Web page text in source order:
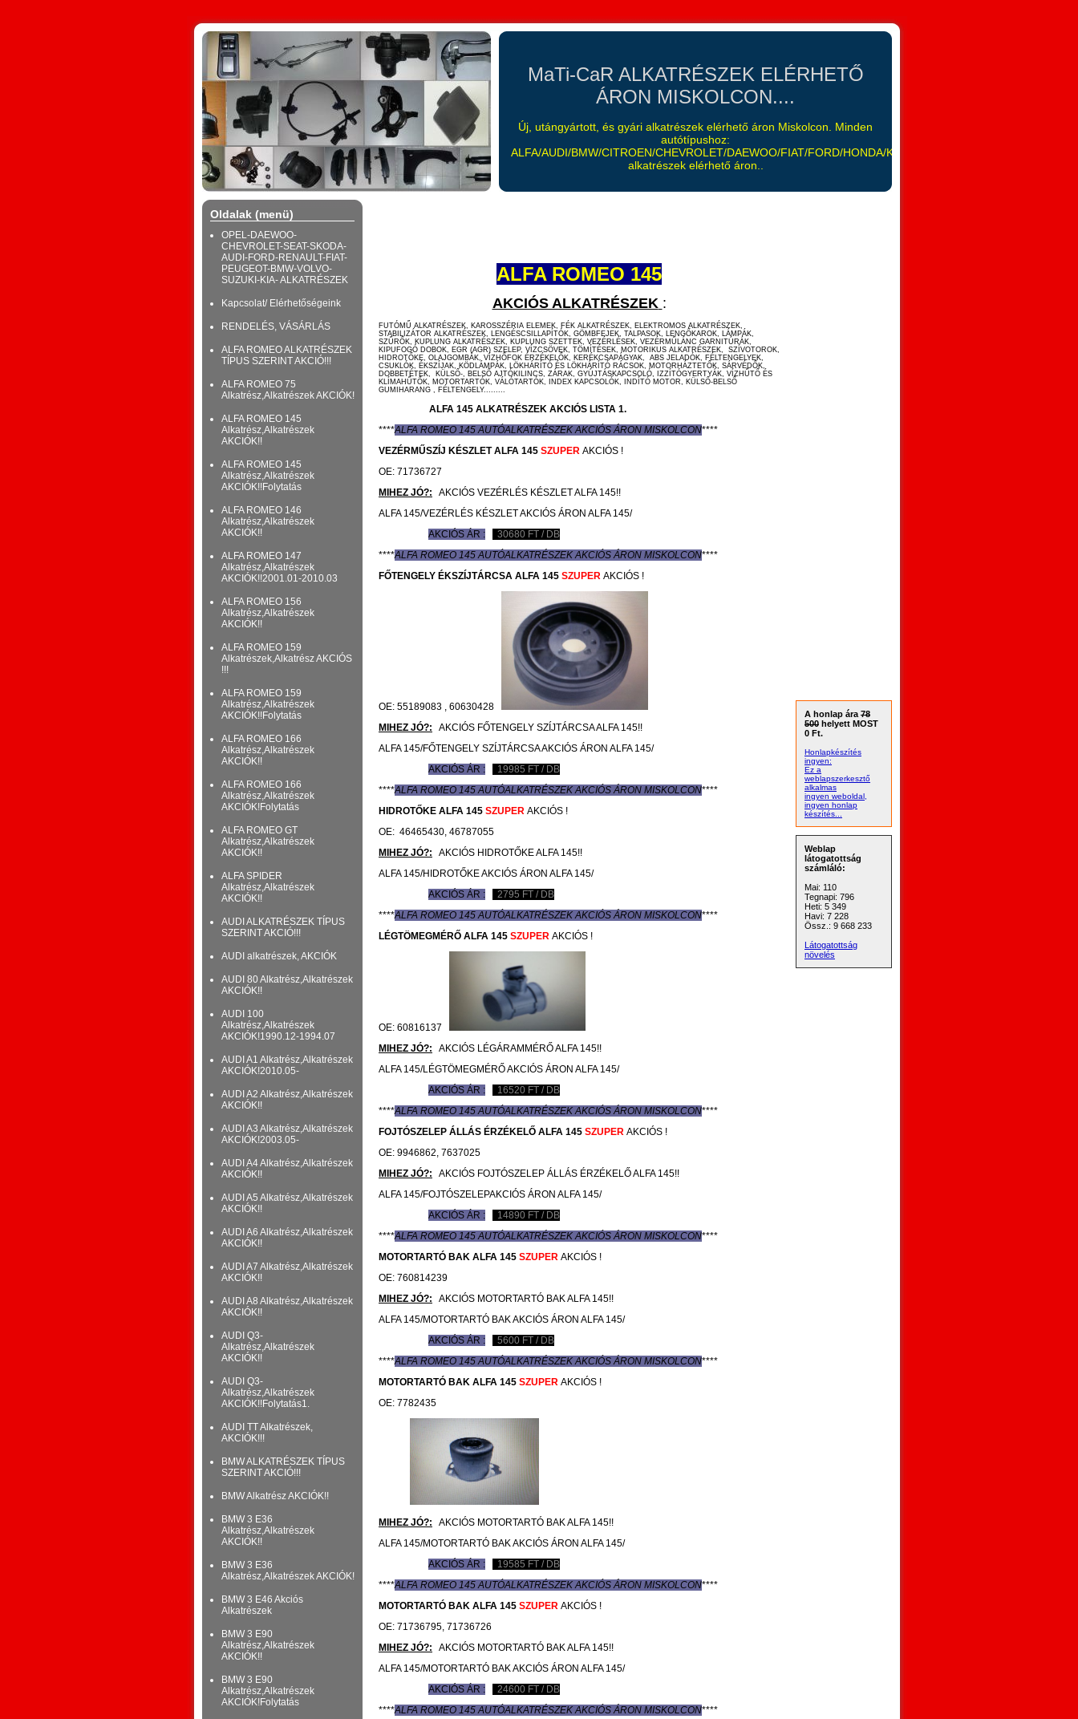
MaTi-CaR ALKATRÉSZEK ELÉRHETŐ
ÁRON MISKOLCON....
Új, utángyártott, és gyári alkatrészek elérhető áron Miskolcon. Minden
autótípushoz:
ALFA/AUDI/BMW/CITROEN/CHEVROLET/DAEWOO/FIAT/FORD/HONDA/KIA/LANCIA/LEXUS/MAZDA/
alkatrészek elérhető áron..
Oldalak (menü)
OPEL-DAEWOO-
CHEVROLET-SEAT-SKODA-
AUDI-FORD-RENAULT-FIAT-
PEUGEOT-BMW-VOLVO-
SUZUKI-KIA- ALKATRÉSZEK
Kapcsolat/ Elérhetőségeink
RENDELÉS, VÁSÁRLÁS
ALFA ROMEO ALKATRÉSZEK
TÍPUS SZERINT AKCIÓ!!!
ALFA ROMEO 75
Alkatrész,Alkatrészek AKCIÓK!
ALFA ROMEO 145
Alkatrész,Alkatrészek
AKCIÓK!!
ALFA ROMEO 145
Alkatrész,Alkatrészek
AKCIÓK!!Folytatás
ALFA ROMEO 146
Alkatrész,Alkatrészek
AKCIÓK!!
ALFA ROMEO 147
Alkatrész,Alkatrészek
AKCIÓK!!2001.01-2010.03
ALFA ROMEO 156
Alkatrész,Alkatrészek
AKCIÓK!!
ALFA ROMEO 159
Alkatrészek,Alkatrész AKCIÓS
!!!
ALFA ROMEO 159
Alkatrész,Alkatrészek
AKCIÓK!!Folytatás
ALFA ROMEO 166
Alkatrész,Alkatrészek
AKCIÓK!!
ALFA ROMEO 166
Alkatrész,Alkatrészek
AKCIÓK!Folytatás
ALFA ROMEO GT
Alkatrész,Alkatrészek
AKCIÓK!!
ALFA SPIDER
Alkatrész,Alkatrészek
AKCIÓK!!
AUDI ALKATRÉSZEK TÍPUS
SZERINT AKCIÓ!!!
AUDI alkatrészek, AKCIÓK
AUDI 80 Alkatrész,Alkatrészek
AKCIÓK!!
AUDI 100
Alkatrész,Alkatrészek
AKCIÓK!1990.12-1994.07
AUDI A1 Alkatrész,Alkatrészek
AKCIÓK!2010.05-
AUDI A2 Alkatrész,Alkatrészek
AKCIÓK!!
AUDI A3 Alkatrész,Alkatrészek
AKCIÓK!2003.05-
AUDI A4 Alkatrész,Alkatrészek
AKCIÓK!!
AUDI A5 Alkatrész,Alkatrészek
AKCIÓK!!
AUDI A6 Alkatrész,Alkatrészek
AKCIÓK!!
AUDI A7 Alkatrész,Alkatrészek
AKCIÓK!!
AUDI A8 Alkatrész,Alkatrészek
AKCIÓK!!
AUDI Q3-
Alkatrész,Alkatrészek
AKCIÓK!!
AUDI Q3-
Alkatrész,Alkatrészek
AKCIÓK!!Folytatás1.
AUDI TT Alkatrészek,
AKCIÓK!!!
BMW ALKATRÉSZEK TÍPUS
SZERINT AKCIÓ!!!
BMW Alkatrész AKCIÓK!!
BMW 3 E36
Alkatrész,Alkatrészek
AKCIÓK!!
BMW 3 E36
Alkatrész,Alkatrészek AKCIÓK!
BMW 3 E46 Akciós
Alkatrészek
BMW 3 E90
Alkatrész,Alkatrészek
AKCIÓK!!
BMW 3 E90
Alkatrész,Alkatrészek
AKCIÓK!Folytatás
ALFA ROMEO 145
AKCIÓS ALKATRÉSZEK :
FUTÓMŰ ALKATRÉSZEK, KAROSSZÉRIA ELEMEK, FÉK ALKATRÉSZEK, ELEKTROMOS ALKATRÉSZEK,
STABILIZÁTOR ALKATRÉSZEK, LENGÉSCSILLAPÍTÓK, GÖMBFEJEK, TALPASOK, LENGŐKAROK, LÁMPÁK,
SZŰRŐK, KUPLUNG ALKATRÉSZEK, KUPLUNG SZETTEK, VEZÉRLÉSEK, VEZÉRMŰLÁNC GARNITÚRÁK,
KIPUFOGÓ DOBOK, EGR (AGR) SZELEP, VÍZCSÖVEK, TÖMÍTÉSEK, MOTORIKUS ALKATRÉSZEK, SZÍVOTOROK,
HIDROTŐKE, OLAJGOMBÁK, VÍZHŐFOK ÉRZÉKELŐK, KERÉKCSAPÁGYAK, ABS JELADÓK, FÉLTENGELYEK,
CSUKLÓK, ÉKSZÍJAK, KÖDLÁMPÁK, LÖKHÁRÍTÓ ÉS LÖKHÁRÍTÓ RÁCSOK, MOTORHÁZTETŐK, SÁRVÉDŐK,
DOBBETÉTEK, KÜLSŐ-, BELSŐ AJTÓKILINCS, ZÁRAK, GYÚJTÁSKAPCSOLÓ, IZZÍTÓGYERTYÁK, VÍZHŰTŐ ÉS
KLÍMAHŰTŐK, MOTORTARTÓK, VÁLÓTARTÓK, INDEX KAPCSOLÓK, INDÍTÓ MOTOR, KÜLSŐ-BELSŐ
GUMIHARANG , FÉLTENGELY.........
ALFA 145 ALKATRÉSZEK AKCIÓS LISTA 1.
****ALFA ROMEO 145 AUTÓALKATRÉSZEKAKCIÓS ÁRON MISKOLCON****
VEZÉRMŰSZÍJ KÉSZLETALFA 145 SZUPER AKCIÓS !
OE: 71736727
MIHEZ JÓ?: AKCIÓS VEZÉRLÉS KÉSZLET ALFA 145!!
ALFA 145/VEZÉRLÉS KÉSZLET AKCIÓS ÁRON ALFA 145/
AKCIÓS ÁR :
30680 FT / DB
****ALFA ROMEO 145 AUTÓALKATRÉSZEKAKCIÓS ÁRON MISKOLCON****
FŐTENGELY ÉKSZÍJTÁRCSA ALFA 145 SZUPER AKCIÓS !
OE: 55189083 , 60630428
MIHEZ JÓ?: AKCIÓS FŐTENGELY SZÍJTÁRCSA ALFA 145!!
ALFA 145/FŐTENGELY SZÍJTÁRCSA AKCIÓS ÁRON ALFA 145/
AKCIÓS ÁR :
19985 FT / DB
****ALFA ROMEO 145 AUTÓALKATRÉSZEKAKCIÓS ÁRON MISKOLCON****
HIDROTŐKE ALFA 145 SZUPER AKCIÓS !
OE: 46465430, 46787055
MIHEZ JÓ?: AKCIÓS HIDROTŐKE ALFA 145!!
ALFA 145/HIDROTŐKE AKCIÓS ÁRON ALFA 145/
AKCIÓS ÁR :
2795 FT / DB
****ALFA ROMEO 145 AUTÓALKATRÉSZEKAKCIÓS ÁRON MISKOLCON****
LÉGTÖMEGMÉRŐ ALFA 145 SZUPER AKCIÓS !
OE: 60816137
MIHEZ JÓ?: AKCIÓS LÉGÁRAMMÉRŐ ALFA 145!!
ALFA 145/LÉGTÖMEGMÉRŐ AKCIÓS ÁRON ALFA 145/
AKCIÓS ÁR :
16520 FT / DB
****ALFA ROMEO 145 AUTÓALKATRÉSZEKAKCIÓS ÁRON MISKOLCON****
FOJTÓSZELEP ÁLLÁS ÉRZÉKELŐ ALFA 145 SZUPER AKCIÓS !
OE: 9946862, 7637025
MIHEZ JÓ?: AKCIÓS FOJTÓSZELEP ÁLLÁS ÉRZÉKELŐ ALFA 145!!
ALFA 145/FOJTÓSZELEPAKCIÓS ÁRON ALFA 145/
AKCIÓS ÁR :
14890 FT / DB
****ALFA ROMEO 145 AUTÓALKATRÉSZEKAKCIÓS ÁRON MISKOLCON****
MOTORTARTÓ BAK ALFA 145 SZUPER AKCIÓS !
OE: 760814239
MIHEZ JÓ?: AKCIÓS MOTORTARTÓ BAK ALFA 145!!
ALFA 145/MOTORTARTÓ BAK AKCIÓS ÁRON ALFA 145/
AKCIÓS ÁR :
5600 FT / DB
****ALFA ROMEO 145 AUTÓALKATRÉSZEKAKCIÓS ÁRON MISKOLCON****
MOTORTARTÓ BAK ALFA 145 SZUPER AKCIÓS !
OE: 7782435
MIHEZ JÓ?: AKCIÓS MOTORTARTÓ BAK ALFA 145!!
ALFA 145/MOTORTARTÓ BAK AKCIÓS ÁRON ALFA 145/
AKCIÓS ÁR :
19585 FT / DB
****ALFA ROMEO 145 AUTÓALKATRÉSZEKAKCIÓS ÁRON MISKOLCON****
MOTORTARTÓ BAK ALFA 145 SZUPER AKCIÓS !
OE: 71736795, 71736726
MIHEZ JÓ?: AKCIÓS MOTORTARTÓ BAK ALFA 145!!
ALFA 145/MOTORTARTÓ BAK AKCIÓS ÁRON ALFA 145/
AKCIÓS ÁR :
24600 FT / DB
****ALFA ROMEO 145 AUTÓALKATRÉSZEKAKCIÓS ÁRON MISKOLCON****
A honlap ára 78
500 helyett MOST
0 Ft.
Honlapkészítés
ingyen:
Ez a
weblapszerkesztő
alkalmas
ingyen weboldal,
ingyen honlap
készítés...
Weblap
látogatottság
számláló:
Mai: 110
Tegnapi: 796
Heti: 5 349
Havi: 7 228
Össz.: 9 668 233
Látogatottság
növelés